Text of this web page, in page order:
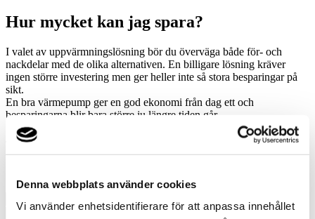
Denna webbplats använder cookies
Vi använder enhetsidentifierare för att anpassa innehållet
Hur mycket kan jag spara?
I valet av uppvärmningslösning bör du överväga både för- och
nackdelar med de olika alternativen. En billigare lösning kräver
ingen större investering men ger heller inte så stora besparingar på
sikt.
En bra värmepump ger en god ekonomi från dag ett och
besparingarna blir bara större ju längre tiden går.
Jag vill ha rådgivning